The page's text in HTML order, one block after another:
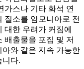
가스나 기타 화석 연
질소를 암모니아로 전
대한 우려가 커짐에
배출물을 포집 및 저
와 같은 지속 가능한
니다.